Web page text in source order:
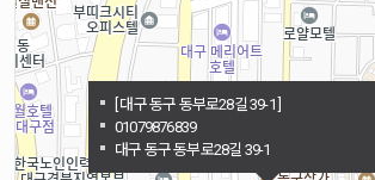
[ 대구 동구 동부로28길 39-1 ]
01079876839
대구 동구 동부로28길 39-1